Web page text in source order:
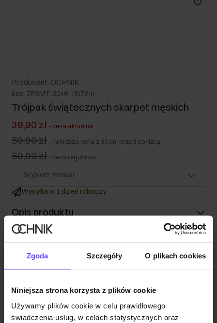
Zgoda Szczegóły O plikach cookies
Niniejsza strona korzysta z plików cookie
Używamy plików cookie w celu prawidłowego
świadczenia usług, w celach statystycznych oraz
Producent: OCHNIK
Kod: ZESMT-0046-15(Z24)
Trójpak świątecznych skarpet męskich
39,90 zł - cena aktualna
59,90 zł - najniższa cena z 30 dni przed obniżką
59,90 zł - cena regularna
Wybierz rozmiar
Wysyłka w 1 dzień roboczy
Opis produktu
Szczegóły
Opinie